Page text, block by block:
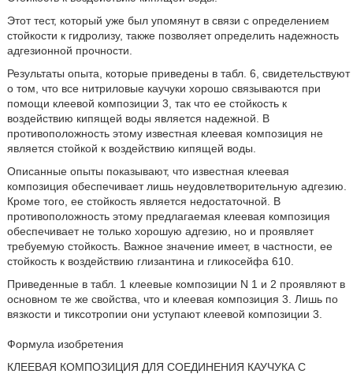
Этот тест, который уже был упомянут в связи с определением
стойкости к гидролизу, также позволяет определить надежность
адгезионной прочности.
Результаты опыта, которые приведены в табл. 6, свидетельствуют
о том, что все нитриловые каучуки хорошо связываются при
помощи клеевой композиции 3, так что ее стойкость к
воздействию кипящей воды является надежной. В
противоположность этому известная клеевая композиция не
является стойкой к воздействию кипящей воды.
Описанные опыты показывают, что известная клеевая
композиция обеспечивает лишь неудовлетворительную адгезию.
Кроме того, ее стойкость является недостаточной. В
противоположность этому предлагаемая клеевая композиция
обеспечивает не только хорошую адгезию, но и проявляет
требуемую стойкость. Важное значение имеет, в частности, ее
стойкость к воздействию глизантина и гликосейфа 610.
Приведенные в табл. 1 клеевые композиции N 1 и 2 проявляют в
основном те же свойства, что и клеевая композиция 3. Лишь по
вязкости и тиксотропии они уступают клеевой композиции 3.
Формула изобретения
КЛЕЕВАЯ КОМПОЗИЦИЯ ДЛЯ СОЕДИНЕНИЯ КАУЧУКА С